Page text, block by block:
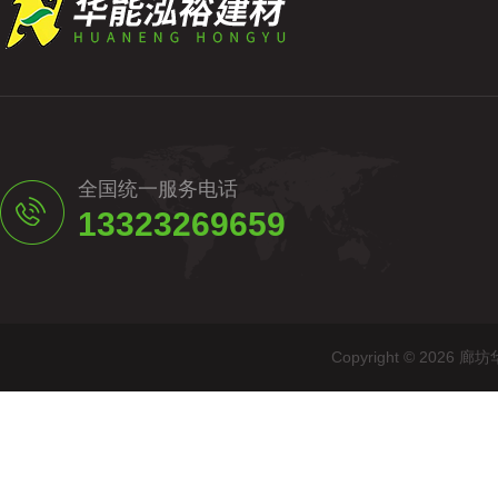
全国统一服务电话
13323269659
Copyright © 2026 廊